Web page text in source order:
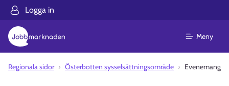
Logga in
Meny
Regionala sidor Österbotten sysselsättningsområde Evenemang